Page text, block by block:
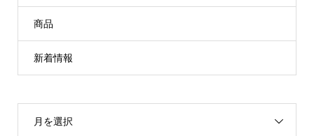
商品
新着情報
月を選択